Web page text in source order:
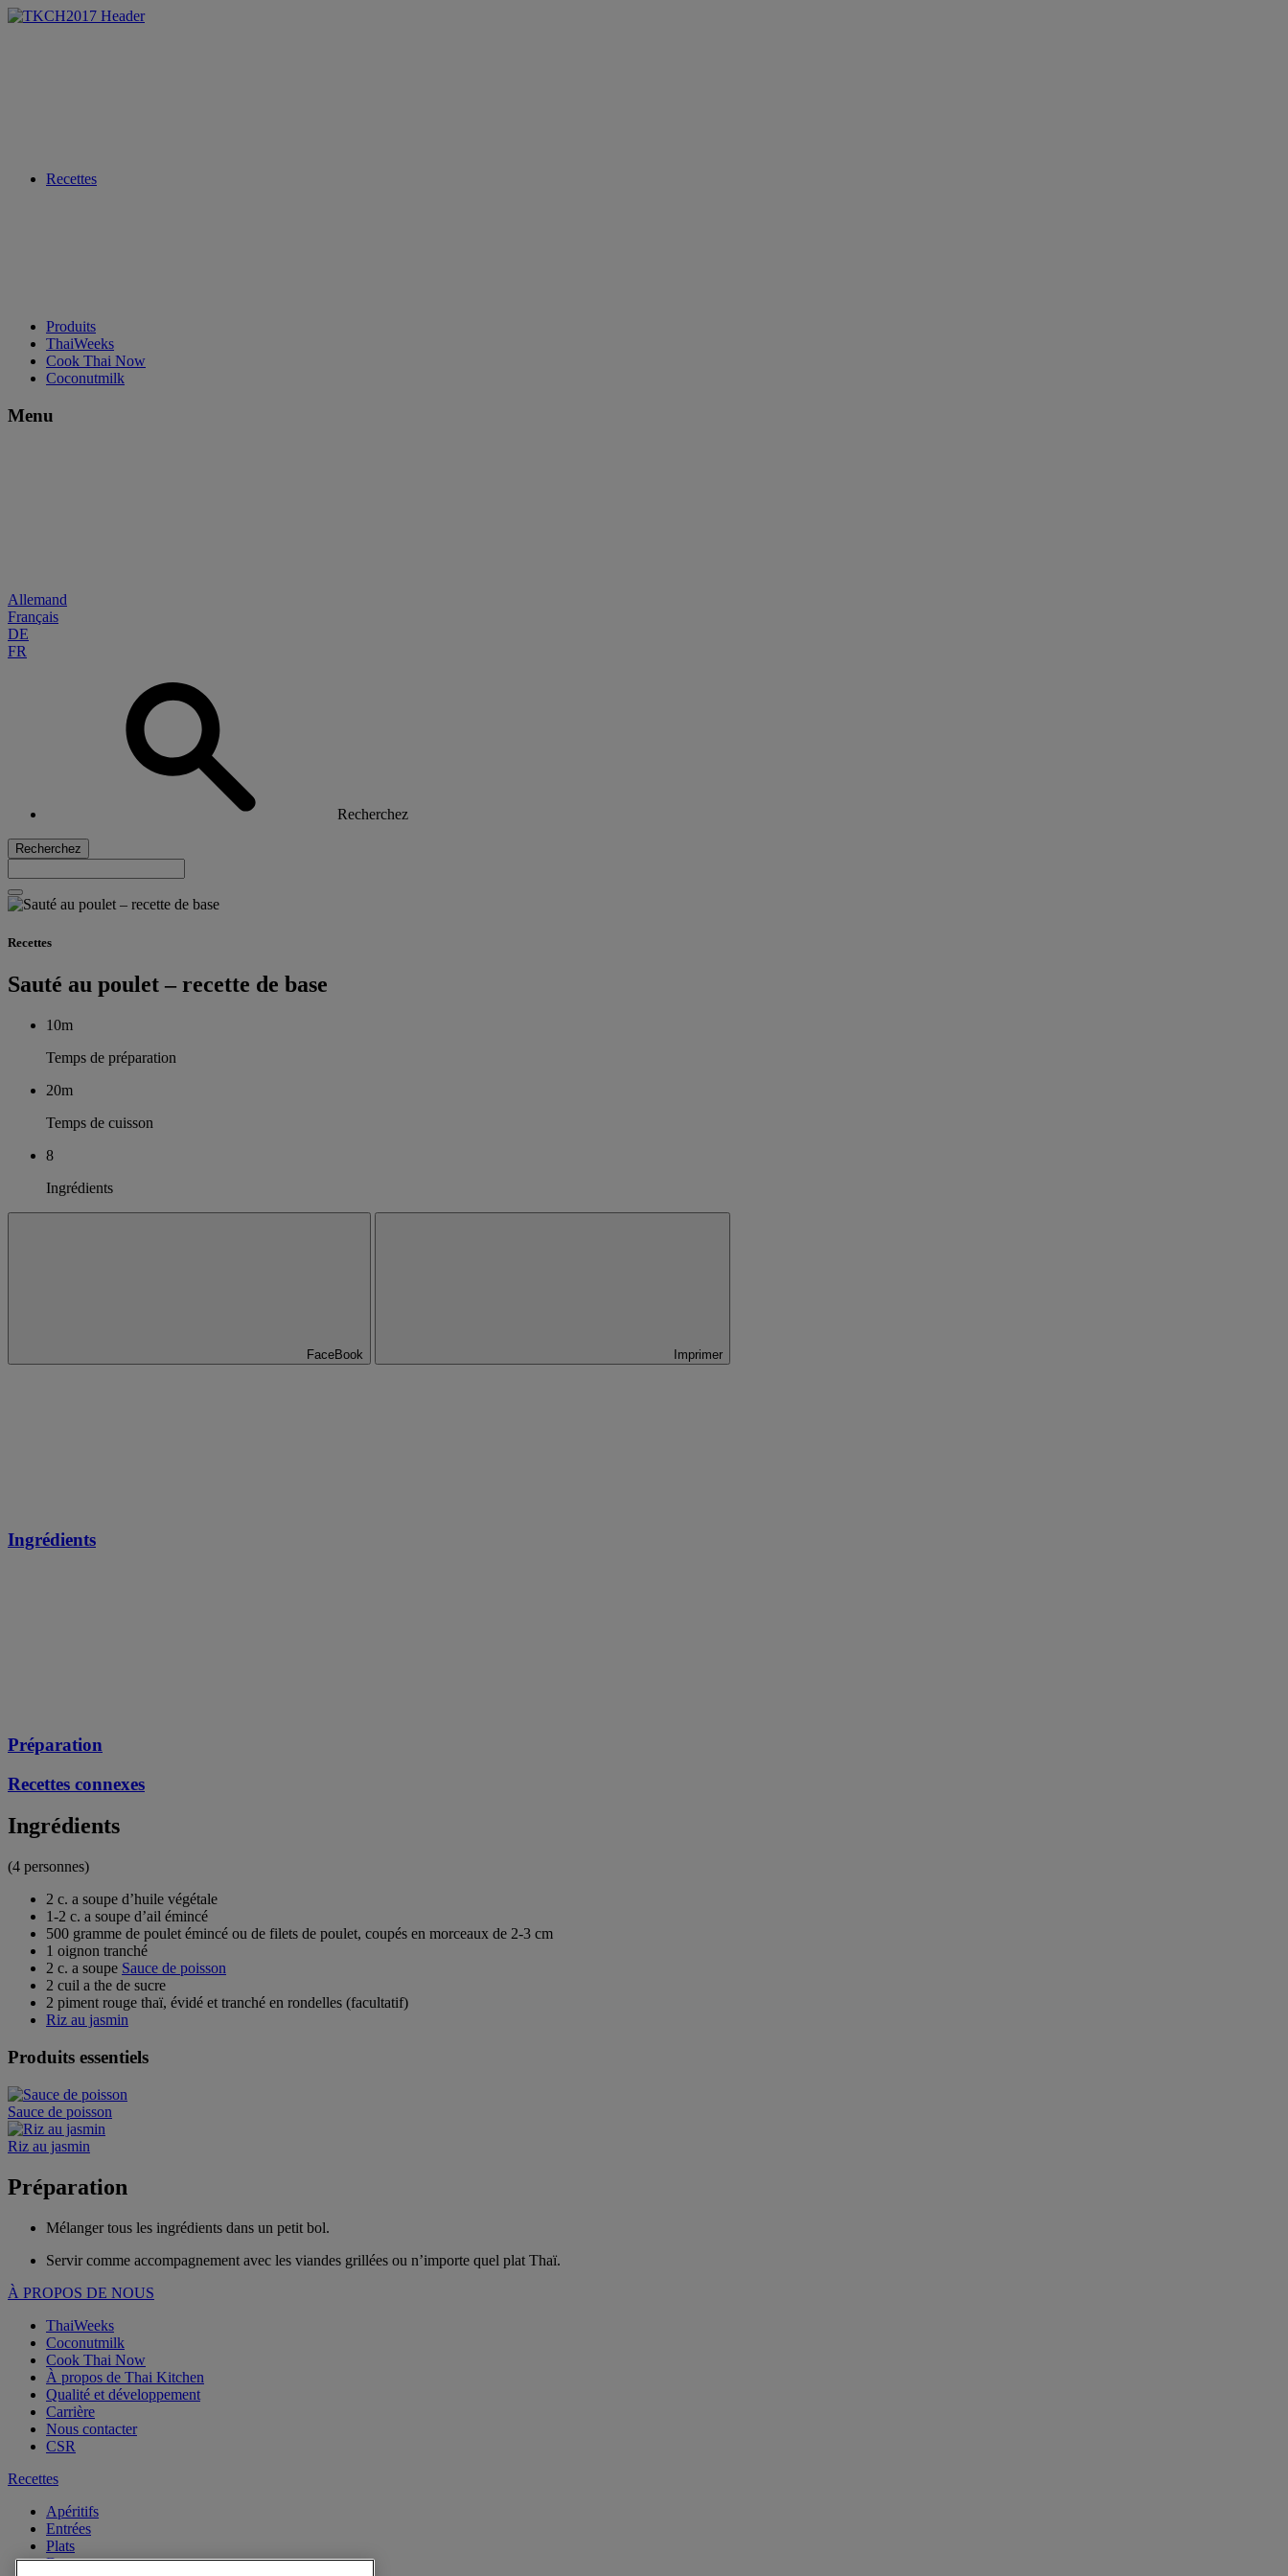
Recettes
Produits
ThaiWeeks
Cook Thai Now
Coconutmilk
Menu
Allemand
Français
DE
FR
Recherchez
Recherchez
Recettes
Sauté au poulet – recette de base
10m
Temps de préparation
20m
Temps de cuisson
8
Ingrédients
FaceBook Imprimer
Ingrédients
Préparation
Recettes connexes
Ingrédients
(4 personnes)
2 c. a soupe d’huile végétale
1-2 c. a soupe d’ail émincé
500 gramme de poulet émincé ou de filets de poulet, coupés en morceaux de 2-3 cm
1 oignon tranché
2 c. a soupe Sauce de poisson
2 cuil a the de sucre
2 piment rouge thaï, évidé et tranché en rondelles (facultatif)
Riz au jasmin
Produits essentiels
Sauce de poisson
Riz au jasmin
Préparation
Mélanger tous les ingrédients dans un petit bol.
Servir comme accompagnement avec les viandes grillées ou n’importe quel plat Thaï.
À PROPOS DE NOUS
ThaiWeeks
Coconutmilk
Cook Thai Now
À propos de Thai Kitchen
Qualité et développement
Carrière
Nous contacter
CSR
Recettes
Apéritifs
Entrées
Plats
Desserts